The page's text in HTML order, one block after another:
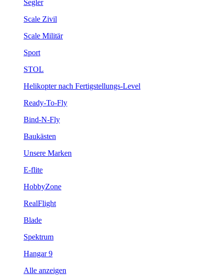
Segler
Scale Zivil
Scale Militär
Sport
STOL
Helikopter nach Fertigstellungs-Level
Ready-To-Fly
Bind-N-Fly
Baukästen
Unsere Marken
E-flite
HobbyZone
RealFlight
Blade
Spektrum
Hangar 9
Alle anzeigen